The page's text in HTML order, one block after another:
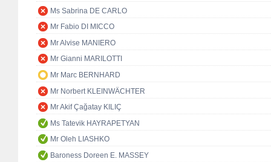
Ms Sabrina DE CARLO
Mr Fabio DI MICCO
Mr Alvise MANIERO
Mr Gianni MARILOTTI
Mr Marc BERNHARD
Mr Norbert KLEINWÄCHTER
Mr Akif Çağatay KILIÇ
Ms Tatevik HAYRAPETYAN
Mr Oleh LIASHKO
Baroness Doreen E. MASSEY